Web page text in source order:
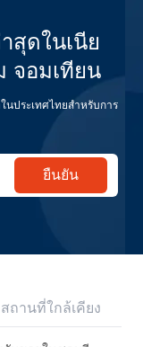
สุดในเนีย
จอมเทียน
นประเทศไทยสำหรับการ
ยืนยัน
สถานที่ใกล้เคียง